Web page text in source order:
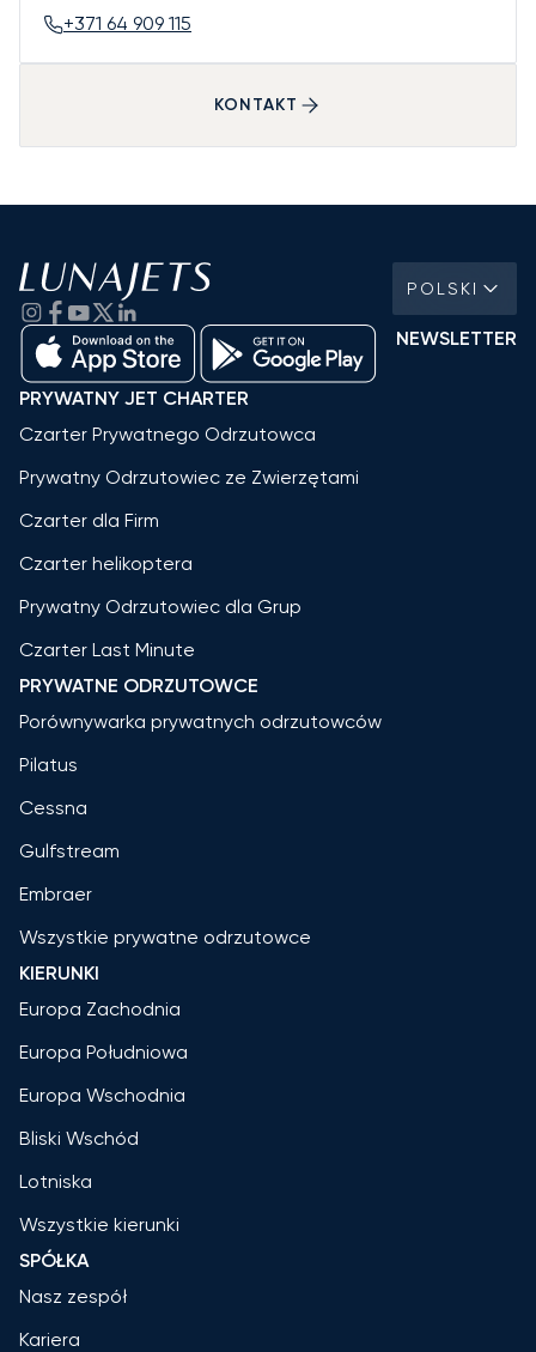
+371 64 909 115
KONTAKT
POLSKI
NEWSLETTER
PRYWATNY JET CHARTER
Czarter Prywatnego Odrzutowca
Prywatny Odrzutowiec ze Zwierzętami
Czarter dla Firm
Czarter helikoptera
Prywatny Odrzutowiec dla Grup
Czarter Last Minute
PRYWATNE ODRZUTOWCE
Porównywarka prywatnych odrzutowców
Pilatus
Cessna
Gulfstream
Embraer
Wszystkie prywatne odrzutowce
KIERUNKI
Europa Zachodnia
Europa Południowa
Europa Wschodnia
Bliski Wschód
Lotniska
Wszystkie kierunki
SPÓŁKA
Nasz zespół
Kariera